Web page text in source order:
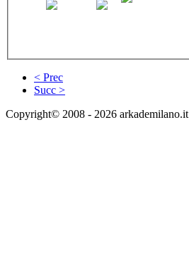
< Prec
Succ >
Copyright© 2008 - 2026 arkademilano.it